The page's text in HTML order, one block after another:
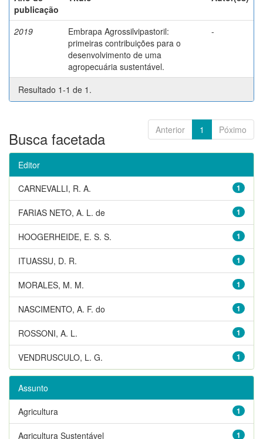
publicação
2019
Embrapa Agrossilvipastoril:
primeiras contribuições para o
desenvolvimento de uma
agropecuária sustentável.
-
Resultado 1-1 de 1.
Anterior 1 Póximo
Busca facetada
Editor
1
CARNEVALLI, R. A.
1
FARIAS NETO, A. L. de
1
HOOGERHEIDE, E. S. S.
1
ITUASSU, D. R.
1
MORALES, M. M.
1
NASCIMENTO, A. F. do
1
ROSSONI, A. L.
1
VENDRUSCULO, L. G.
Assunto
1
Agricultura
1
Agricultura Sustentável